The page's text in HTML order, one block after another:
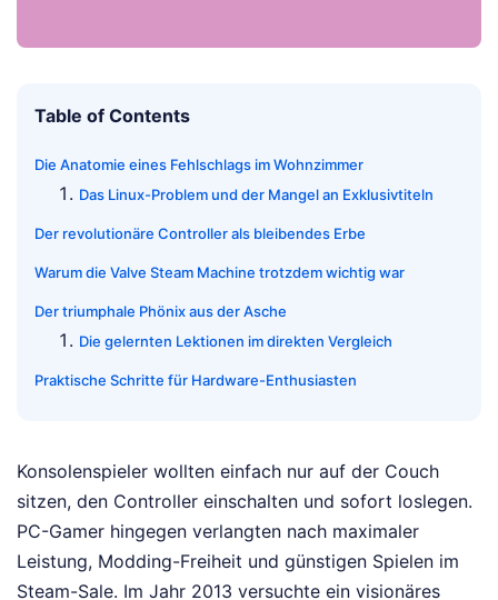
Table of Contents
Die Anatomie eines Fehlschlags im Wohnzimmer
Das Linux-Problem und der Mangel an Exklusivtiteln
Der revolutionäre Controller als bleibendes Erbe
Warum die Valve Steam Machine trotzdem wichtig war
Der triumphale Phönix aus der Asche
Die gelernten Lektionen im direkten Vergleich
Praktische Schritte für Hardware-Enthusiasten
Konsolenspieler wollten einfach nur auf der Couch
sitzen, den Controller einschalten und sofort loslegen.
PC-Gamer hingegen verlangten nach maximaler
Leistung, Modding-Freiheit und günstigen Spielen im
Steam-Sale. Im Jahr 2013 versuchte ein visionäres